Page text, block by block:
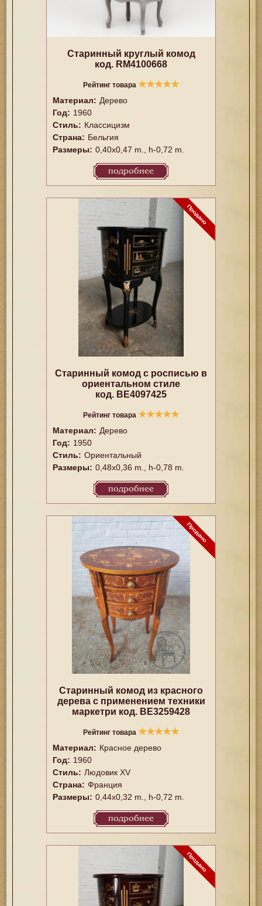
Старинный круглый комод
код. RM4100668
Рейтинг товара ★★★★★
Материал: Дерево
Год: 1960
Стиль: Классицизм
Страна: Бельгия
Размеры: 0,40x0,47 m., h-0,72 m.
подробнее
Старинный комод с росписью в
ориентальном стиле
код. BE4097425
Рейтинг товара ★★★★★
Материал: Дерево
Год: 1950
Стиль: Ориентальный
Размеры: 0,48x0,36 m., h-0,78 m.
подробнее
Старинный комод из красного
дерева с применением техники
маркетри код. BE3259428
Рейтинг товара ★★★★★
Материал: Красное дерево
Год: 1960
Стиль: Людовик XV
Страна: Франция
Размеры: 0,44x0,32 m., h-0,72 m.
подробнее